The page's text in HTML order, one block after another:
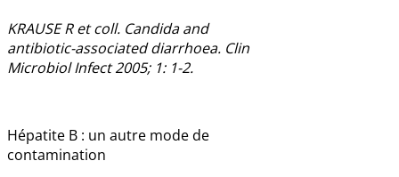
KRAUSE R et coll. Candida and
antibiotic-associated diarrhoea. Clin
Microbiol Infect 2005; 1: 1-2.
Hépatite B : un autre mode de
contamination